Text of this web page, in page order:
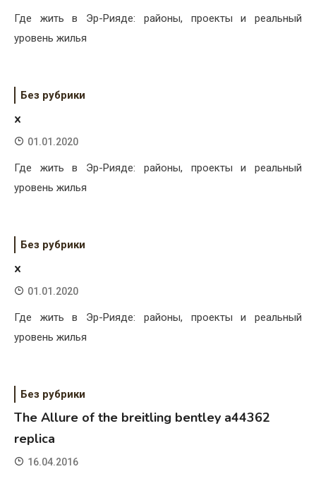
Где жить в Эр-Рияде: районы, проекты и реальный
уровень жилья
Без рубрики
x
01.01.2020
Где жить в Эр-Рияде: районы, проекты и реальный
уровень жилья
Без рубрики
x
01.01.2020
Где жить в Эр-Рияде: районы, проекты и реальный
уровень жилья
Без рубрики
The Allure of the breitling bentley a44362
replica
16.04.2016